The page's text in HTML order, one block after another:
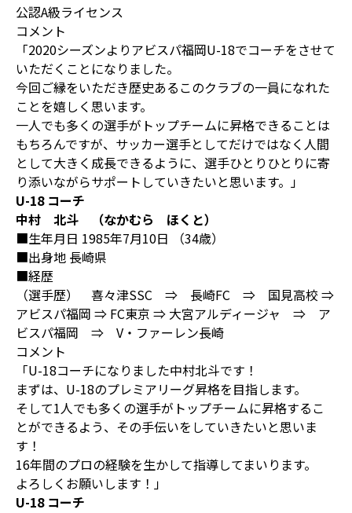
公認A級ライセンス
コメント
「2020シーズンよりアビスパ福岡U-18でコーチをさせて
いただくことになりました。
今回ご縁をいただき歴史あるこのクラブの一員になれた
ことを嬉しく思います。
一人でも多くの選手がトップチームに昇格できることは
もちろんですが、サッカー選手としてだけではなく人間
として大きく成長できるように、選手ひとりひとりに寄
り添いながらサポートしていきたいと思います。」
U-18 コーチ
中村 北斗 （なかむら ほくと）
■生年月日 1985年7月10日 （34歳）
■出身地 長崎県
■経歴
（選手歴） 喜々津SSC ⇒ 長崎FC ⇒ 国見高校 ⇒
アビスパ福岡 ⇒ FC東京 ⇒ 大宮アルディージャ ⇒ ア
ビスパ福岡 ⇒ V・ファーレン長崎
コメント
「U-18コーチになりました中村北斗です！
まずは、U-18のプレミアリーグ昇格を目指します。
そして1人でも多くの選手がトップチームに昇格するこ
とができるよう、その手伝いをしていきたいと思いま
す！
16年間のプロの経験を生かして指導してまいります。
よろしくお願いします！」
U-18 コーチ